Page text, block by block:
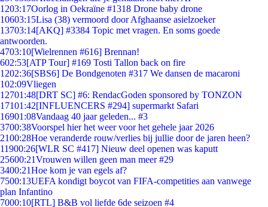
1203:17Oorlog in Oekraïne #1318 Drone baby drone
10603:15Lisa (38) vermoord door Afghaanse asielzoeker
13703:14[AKQ] #3384 Topic met vragen. En soms goede
antwoorden.
4703:10[Wielrennen #616] Brennan!
602:53[ATP Tour] #169 Tosti Tallon back on fire
1202:36[SBS6] De Bondgenoten #317 We dansen de macaroni
102:09Vliegen
12701:48[DRT SC] #6: RendacGoden sponsored by TONZON
17101:42[INFLUENCERS #294] supermarkt Safari
16901:08Vandaag 40 jaar geleden... #3
3700:38Voorspel hier het weer voor het gehele jaar 2026
2100:28Hoe veranderde rouw/verlies bij jullie door de jaren heen?
11900:26[WLR SC #417] Nieuw deel openen was kaputt
25600:21Vrouwen willen geen man meer #29
3400:21Hoe kom je van egels af?
7500:13UEFA kondigt boycot van FIFA-competities aan vanwege
plan Infantino
7000:10[RTL] B&B vol liefde 6de seizoen #4